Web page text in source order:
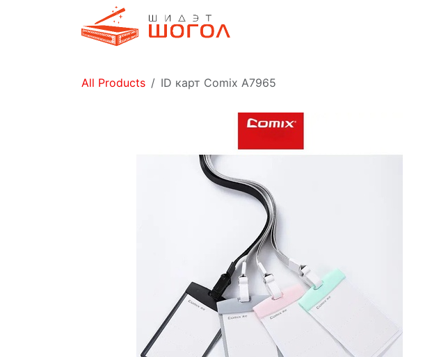
All Products ID карт Comix A7965